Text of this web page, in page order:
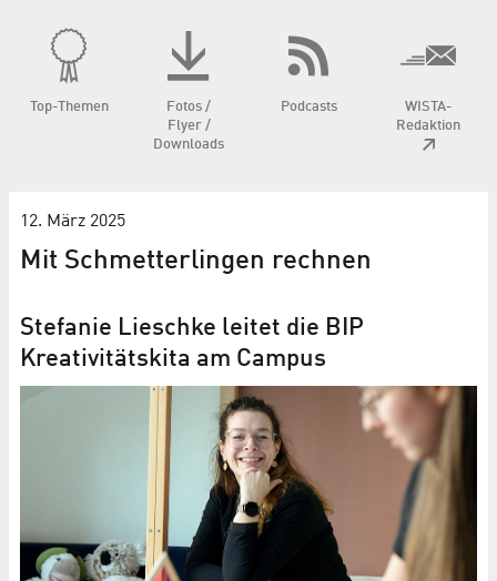
Top-Themen
Fotos /
Flyer /
Downloads
Podcasts
WISTA-
Redaktion
12. März 2025
Mit Schmetterlingen rechnen
Stefanie Lieschke leitet die BIP
Kreativitätskita am Campus